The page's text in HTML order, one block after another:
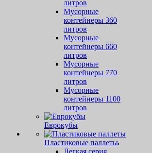
литров
Мусорные
контейнеры 360
литров
Мусорные
контейнеры 660
литров
Мусорные
контейнеры 770
литров
Мусорные
контейнеры 1100
литров
Еврокубы
Пластиковые паллеты
Легкая серия